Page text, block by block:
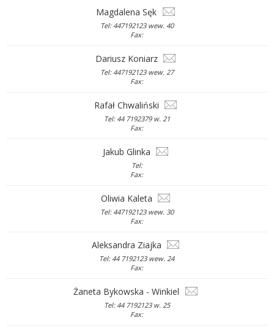
Magdalena Sęk
Tel: 447192123 wew. 40
Fax:
Dariusz Koniarz
Tel: 447192123 wew. 27
Fax:
Rafał Chwaliński
Tel: 44 7192379 w. 21
Fax:
Jakub Glinka
Tel:
Fax:
Oliwia Kaleta
Tel: 447192123 wew. 30
Fax:
Aleksandra Ziajka
Tel: 44 7192123 wew. 24
Fax:
Żaneta Bykowska - Winkiel
Tel: 44 7192123 w. 25
Fax: